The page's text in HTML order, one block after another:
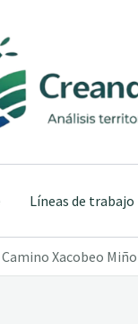
Líneas de trabajo
Camino Xacobeo